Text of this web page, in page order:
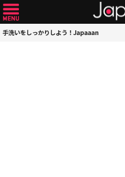
手洗いをしっかりしよう！Japaaan